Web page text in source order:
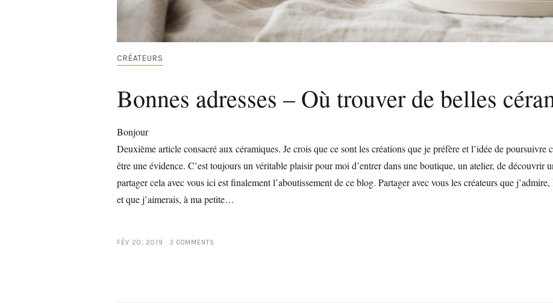
CRÉATEURS
Bonnes adresses – Où trouver de belles
Bonjour
Deuxième article consacré aux céramiques. Je crois que ce sont les créations que je préfère et l’idée de poursuivre
être une évidence. C’est toujours un véritable plaisir pour moi d’entrer dans une boutique, un atelier, de découvrir
partager cela avec vous ici est finalement l’aboutissement de ce blog. Partager avec vous les créateurs que
et que j’aimerais, à ma petite…
FÉV 20, 2019 3 COMMENTS